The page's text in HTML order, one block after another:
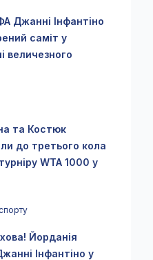
Джанні Інфантіно
саміт у
величезного
та Костюк
до третього кола
WTA 1000 у
Йорданія
Інфантіно у